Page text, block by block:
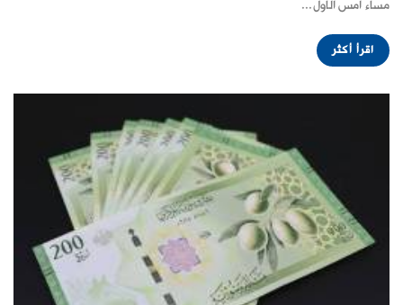
مساء أمس الأول...
اقرأ أكثر